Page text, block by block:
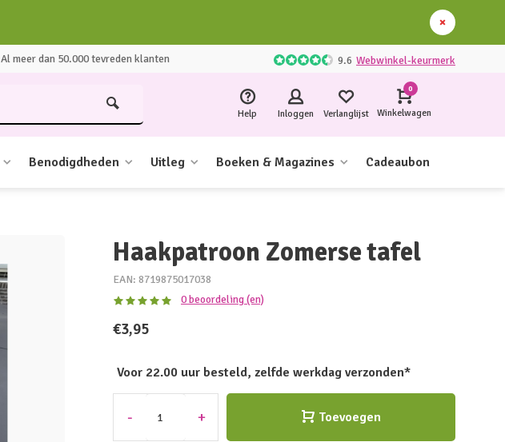
Al meer dan 50.000 tevreden klanten 9.6 Webwinkel-keurmerk
Help Inloggen Verlanglijst
0
Winkelwagen
Benodigdheden Uitleg Boeken & Magazines Cadeaubon
Haakpatroon Zomerse tafel
EAN: 8719875017038
0 beoordeling (en)
€3,95
Voor 22.00 uur besteld, zelfde werkdag verzonden*
- + Toevoegen